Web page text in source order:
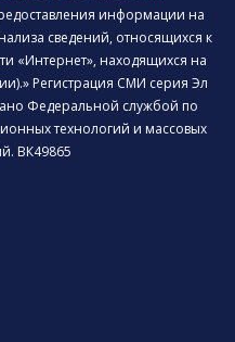
информации на
сведений, относящихся к
«Интернет», находящихся на
Регистрация СМИ серия Эл
Федеральной службой по
технологий и массовых
ВК49865